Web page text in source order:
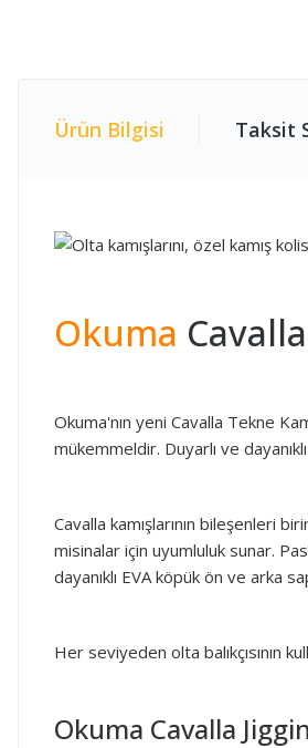
Ürün Bilgisi Taksit
Okuma
Okuma'nın yeni Cavalla Tekne
mükemmeldir. Duyarlı ve
Cavalla kamışlarının bileşenleri
misinalar için uyumluluk sunar.
dayanıklı EVA köpük ön ve arka
Her seviyeden olta balıkçısının
Okuma Cavalla